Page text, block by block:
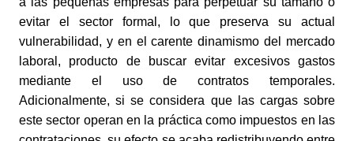
evitar el sector formal, lo que preserva su actual
vulnerabilidad, y en el carente dinamismo del mercado
laboral, producto de buscar evitar excesivos gastos
mediante el uso de contratos temporales.
Adicionalmente, si se considera que las cargas sobre
este sector operan en la práctica como impuestos en las